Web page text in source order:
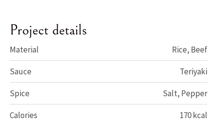
Project details
Material Rice, Beef
Sauce Teriyaki
Spice Salt, Pepper
Calories 170 kcal